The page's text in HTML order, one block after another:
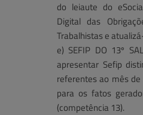
do leiaute do
Digital das
Trabalhistas e
e) SEFIP DO 13º
apresentar Sefip
referentes ao mês
para os fatos
(competência 13).